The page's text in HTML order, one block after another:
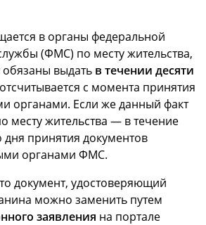
в органы федеральной
(ФМС) по месту жительства,
обязаны выдать в течении десяти
с момента принятия
органами. Если же данный факт
месту жительства — в течение
дня принятия документов
органами ФМС.
документ, удостоверяющий
можно заменить путем
заявления на портале